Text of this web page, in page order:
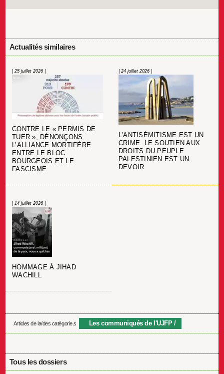
Actualités similaires
| 25 juillet 2026 |
CONTRE LE « PERMIS DE
TUER », DÉNONÇONS
L’ALLIANCE MORTIFÈRE
ENTRE LE BLOC
BOURGEOIS ET LE
FASCISME
| 24 juillet 2026 |
L’ANTISÉMITISME EST UN
CRIME. LE SOUTIEN AUX
DROITS DU PEUPLE
PALESTINIEN EST UN
DEVOIR
| 14 juillet 2026 |
HOMMAGE À JIHAD
WACHILL
Articles de la/des catégorie.s Les communiqués de l'UJFP
Tous les dossiers